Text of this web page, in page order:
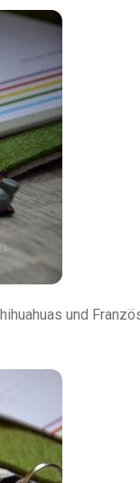
und